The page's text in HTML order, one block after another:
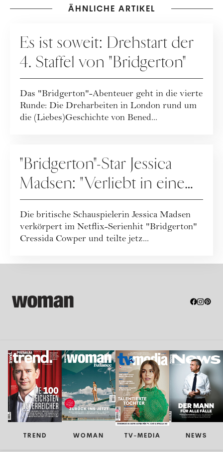
ÄHNLICHE ARTIKEL
Es ist soweit: Drehstart der
4. Staffel von "Bridgerton"
Das "Bridgerton"-Abenteuer geht in die vierte
Runde: Die Dreharbeiten in London rund um
die (Liebes)Geschichte von Bened...
"Bridgerton"-Star Jessica
Madsen: "Verliebt in eine
Frau"
Die britische Schauspielerin Jessica Madsen
verkörpert im Netflix-Serienhit "Bridgerton"
Cressida Cowper und teilte jetz...
TREND WOMAN TV-MEDIA NEWS